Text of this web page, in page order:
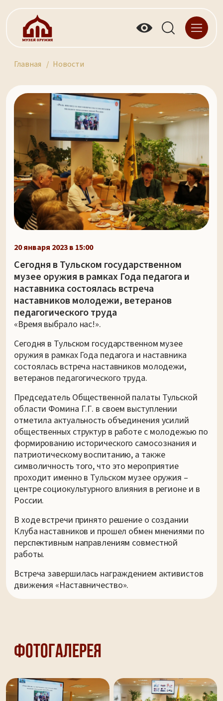
Главная Новости
20 января 2023 в 15:00
Сегодня в Тульском государственном
музее оружия в рамках Года педагога и
наставника состоялась встреча
наставников молодежи, ветеранов
педагогического труда
«Время выбрало нас!».
Сегодня в Тульском государственном музее
оружия в рамках Года педагога и наставника
состоялась встреча наставников молодежи,
ветеранов педагогического труда.
Председатель Общественной палаты Тульской
области Фомина Г.Г. в своем выступлении
отметила актуальность объединения усилий
общественных структур в работе с молодежью по
формированию исторического самосознания и
патриотическому воспитанию, а также
символичность того, что это мероприятие
проходит именно в Тульском музее оружия –
центре социокультурного влияния в регионе и в
России.
В ходе встречи принято решение о создании
Клуба наставников и прошел обмен мнениями по
перспективным направлениям совместной
работы.
Встреча завершилась награждением активистов
движения «Наставничество».
Фотогалерея